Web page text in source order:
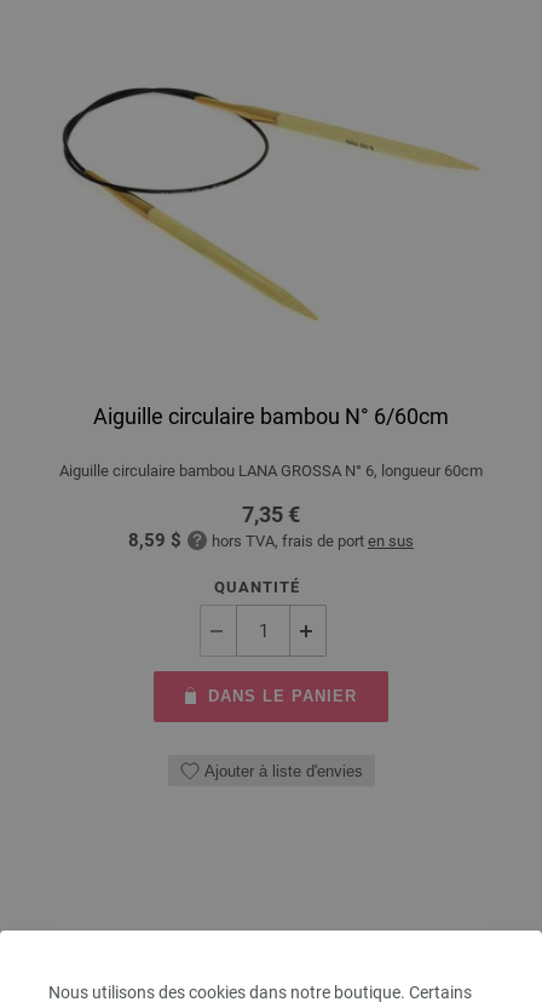
Nous utilisons des cookies dans notre boutique. Certains
Aiguille circulaire bambou N° 6/60cm
Aiguille circulaire bambou LANA GROSSA N° 6, longueur 60cm
7,35 €
8,59 $ hors TVA, frais de port en sus
QUANTITÉ
DANS LE PANIER
Ajouter à liste d'envies